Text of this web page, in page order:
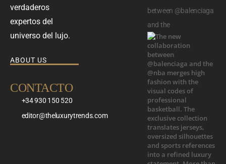
verdaderos
expertos del
universo del lujo.
ABOUT US
CONTACTO
+34 930 150 520
editor@theluxurytrends.com
between @balenciaga
and the